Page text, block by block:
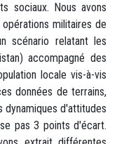
sociaux. Nous avons
militaires de
scénario relatant les
accompagné des
locale vis-à-vis
données de terrains,
dynamiques d'attitudes
pas 3 points d'écart.